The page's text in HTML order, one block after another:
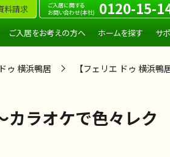
料請求
ご入居に関する
お問い合わせ(本社)
0120-15-
ご入居をお考えの方へ ホームを探す サ
ゥ 横浜鴨居 【フェリエ ドゥ 横浜
カラオケで色々レク